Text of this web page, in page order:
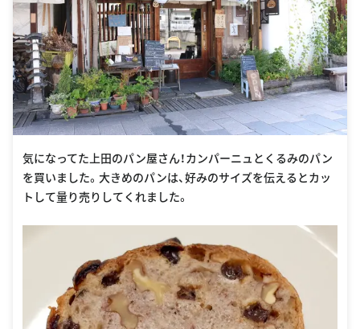
気になってた上田のパン屋さん！カンパーニュとくるみのパン
を買いました。大きめのパンは、好みのサイズを伝えるとカッ
トして量り売りしてくれました。